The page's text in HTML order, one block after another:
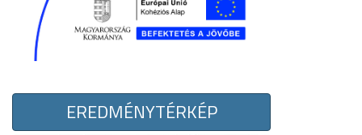
EREDMÉNYTÉRKÉP